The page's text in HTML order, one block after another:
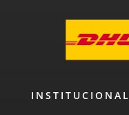
INSTITUCIONAL